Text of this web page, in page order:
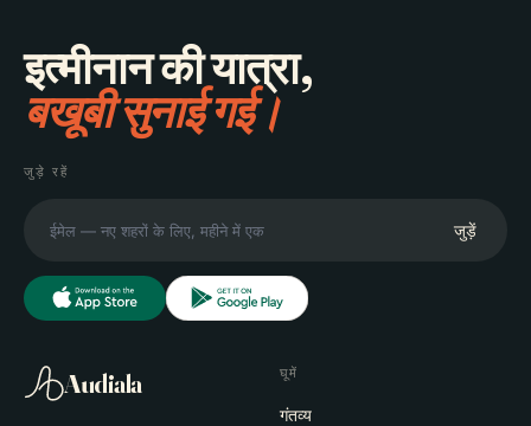
इत्मीनान की यात्रा,
बखूबी सुनाई गई।
जुड़े रहें
जुड़ें
Audiala घूमें
गंतव्य